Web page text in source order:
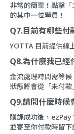
非常的簡單！點擊
的其中一位學員！
Q7.目前有哪些付
YOTTA 目前提供線
Q8.為什麼我已經
金流處理時間需等
狀態將會從「未付
Q9.請問什麼時候
購課成功後，ezPay
並寄至你付款時留下